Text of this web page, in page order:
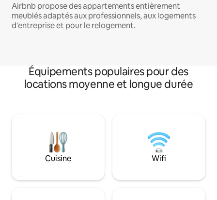
Airbnb propose des appartements entièrement
meublés adaptés aux professionnels, aux logements
d'entreprise et pour le relogement.
Équipements populaires pour des
locations moyenne et longue durée
Cuisine Wifi